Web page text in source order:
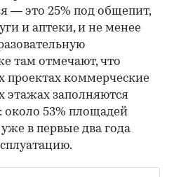
— это 25% под общепит,
и аптеки, и не менее
там отмечают, что
проектах коммерческие
заполняются
около 53% площадей
в первые два года